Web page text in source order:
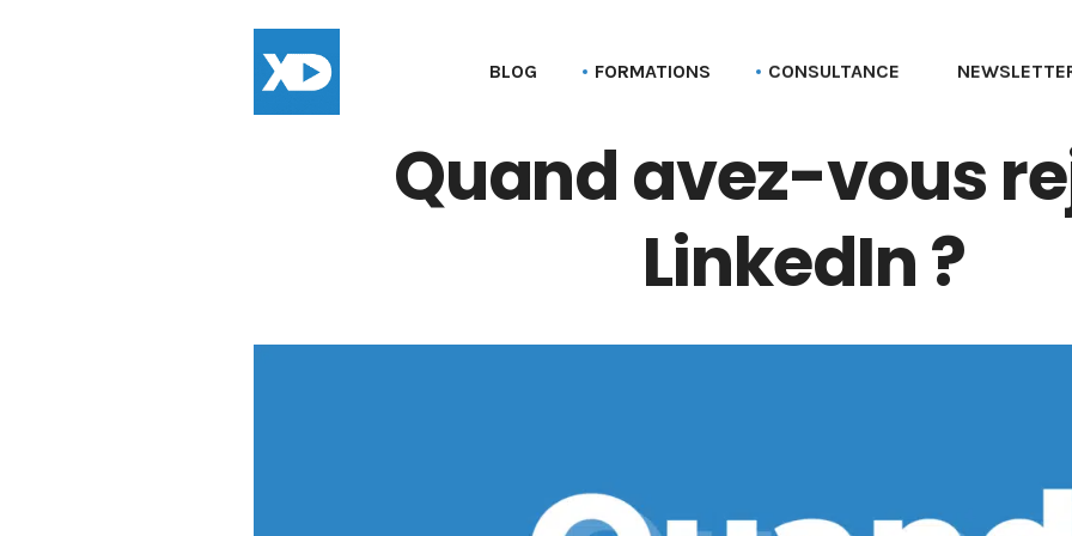
BLOG FORMATIONS
Formation aux pages Linkedin (entreprise)
Formation Social selling
Formation LinkedIn Sales Navigator
CONSULTANCE
Quand avez-vous
LinkedIn ?